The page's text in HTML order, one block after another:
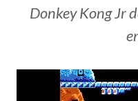
Donkey Kong Jr